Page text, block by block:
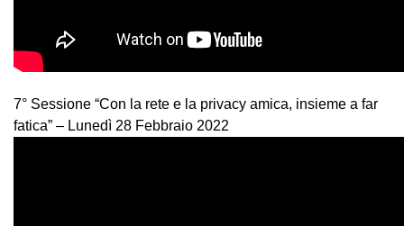
7° Sessione “Con la rete e la privacy amica, insieme a far
fatica” – Lunedì 28 Febbraio 2022